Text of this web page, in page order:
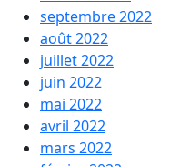
septembre 2022
août 2022
juillet 2022
juin 2022
mai 2022
avril 2022
mars 2022